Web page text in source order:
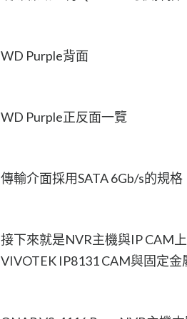
WD Purple背面
WD Purple正反面一覽
傳輸介面採用SATA 6Gb/s的規格
接下來就是NVR主機與IP CAM
VIVOTEK IP8131 CAM與固定金